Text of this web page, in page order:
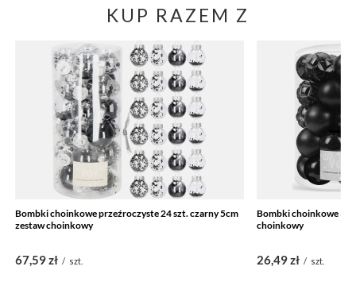
KUP RAZEM Z
Bombki choinkowe przeźroczyste 24 szt. czarny 5cm
zestaw choinkowy
67,59 zł / szt.
Bombki choinkowe 30
choinkowy
26,49 zł / szt.